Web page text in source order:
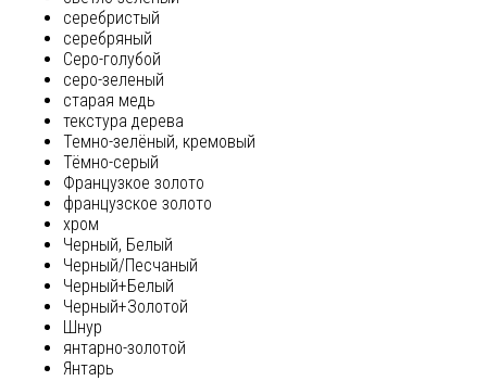
серебристый
серебряный
Серо-голубой
серо-зеленый
старая медь
текстура дерева
Темно-зелёный, кремовый
Тёмно-серый
Французкое золото
французское золото
хром
Черный, Белый
Черный/Песчаный
Черный+Белый
Черный+Золотой
Шнур
янтарно-золотой
Янтарь